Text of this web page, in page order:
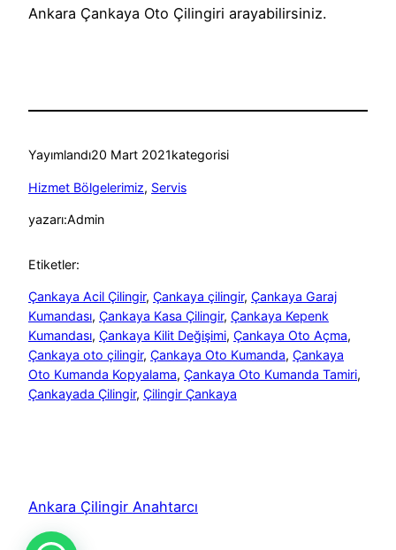
Ankara Çankaya Oto Çilingiri arayabilirsiniz.
Yayımlandı20 Mart 2021kategorisi
Hizmet Bölgelerimiz, Servis
yazarı:Admin
Etiketler:
Çankaya Acil Çilingir, Çankaya çilingir, Çankaya Garaj
Kumandası, Çankaya Kasa Çilingir, Çankaya Kepenk
Kumandası, Çankaya Kilit Değişimi, Çankaya Oto Açma
Çankaya oto çilingir, Çankaya Oto Kumanda, Çankaya
Oto Kumanda Kopyalama, Çankaya Oto Kumanda Tamiri
Çankayada Çilingir, Çilingir Çankaya
Ankara Çilingir Anahtarcı